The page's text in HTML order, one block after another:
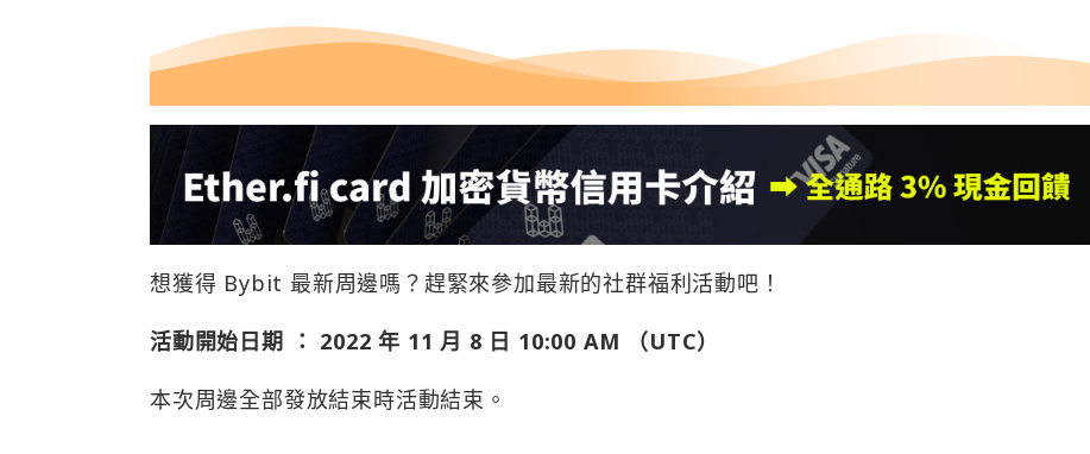
想獲得 Bybit 最新周邊嗎？趕緊來參加最新的社群福利活動吧！
活動開始日期 ： 2022 年 11 月 8 日 10:00 AM （UTC）
本次周邊全部發放結束時活動結束。